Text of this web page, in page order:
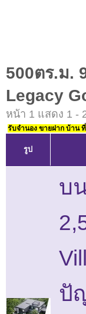
500ตร.ม.
Legacy
หน้า 1 แสดง 1 -
รับจำนอง ขายฝาก บ้าน
รูป
บ
ปั